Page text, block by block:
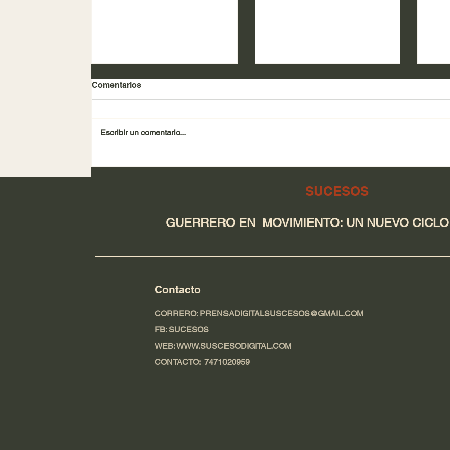
producción
Comentarios
Escribir un comentario...
SUCESOS
GUERRERO EN MOVIMIENTO: UN NUEVO
Contacto
CORRERO: PRENSADIGITALSUSCESOS@GMAIL.COM
FB: SUCESOS
WEB: WWW.SUSCESODIGITAL.COM
CONTACTO: 7471020959